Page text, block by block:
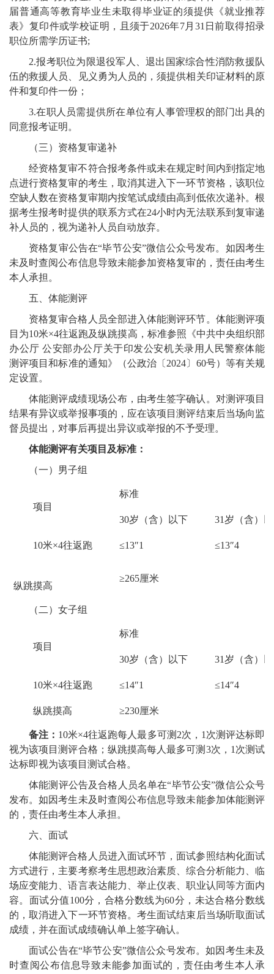
届普通高等教育毕业生未取得毕业证的须提供《就业推荐
表》复印件或学校证明，且须于2026年7月 31 日前取得招录
职位所需学历证书;
2.报考职位为限退役军人、退出国家综合性消防救援队
伍的救援人员
见义勇为人员的，须提供相关印证材料的原
件和复印件一份；
3.在职人员需提供所在单位有人事管理权的部门出具的
同意报考证明。
（三）资格复审递补
经资格复审不符合报考条件或未在规定时间内到指定地
点进行资格复审的考生，取消其进入下一环节资格，该职位
空缺人数在资格复审期内按笔试成绩由高到低依次递补。 根
据考生报考时提供的联系方式在24小时内无法联系到复审递
补人员的，视为递补人员自动放弃。
资格复审公告在“毕节公安”微信公众号发布。如因考生
未及时查阅公布信息导致未能参加资格复审的，责任由考生
本人承担。
五、体能测评
资格复审合格人员全部进入体能测评环节。体能测评项
目为10米×4往返跑及纵跳摸高，标准参照《中共中央组织部
办公厅 公安部办公厅关于印发公安机关录用人民警察体能
测评项目和标准的通知》（公政治〔 2024〕 60号）等有关规
定设置。
体能测评成绩现场公布，由考生签字确认。对测评项目
结果有异议或举报事项的，应在该项目测评结束后当场向监
督员提出，对事后再提出异议或举报的不予受理。
体能测评有关项目及标准：
（一）男子组
项目
标准
30岁（含）以下 31岁（含）
10米×4往返跑 ≤13″1 ≤13″4
纵跳摸高
≥265厘米
（二）女子组
项目
标准
30岁（含）以下 31岁（含）
10米×4往返跑 ≤14″1 ≤14″4
纵跳摸高 ≥230厘米
备注： 10米×4往返跑每人最多可测 2次， 1 次测评达标即
视为该项目测评合格；纵跳摸高每人最多可测 3次， 1 次测试
达标即视为该项目测试合格。
体能测评公告及合格人员名单在“毕节公安”微信公众号
发布。如因考生未及时查阅公布信息导致未能参加体能测评
的，责任由考生本人承担。
六、面试
体能测评合格人员进入面试环节，面试参照结构化面试
方式进行，主要考察考生思想政治素质、综合分析能力、临
场应变能力、语言表达能力、举止仪表、职业认同等方面内
容。面试分值100分，合格分数线为60分，未达合格分数线
的，取消进入下一环节资格。考生面试结束后当场听取面试
成绩，并在面试成绩确认单上签字确认。
面试公告在“毕节公安”微信公众号发布。如因考生未及
时查阅公布信息导致未能参加面试的，责任由考生本人承